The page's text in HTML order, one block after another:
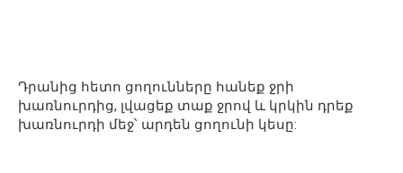
Դրանից հետո ցողունները հանեք ջրի
խառնուրդից, լվացեք տաք ջրով և կրկին դրեք
խառնուրդի մեջ՝ արդեն ցողունի կեսը: